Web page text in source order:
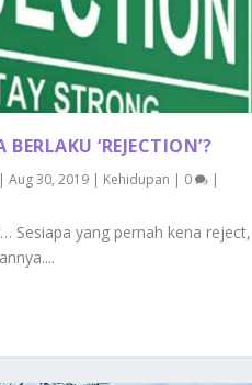
‘REJECTION’?
|Aug 30, 2019 | Kehidupan | 0 |
Sesiapa yang pernah kena reject,